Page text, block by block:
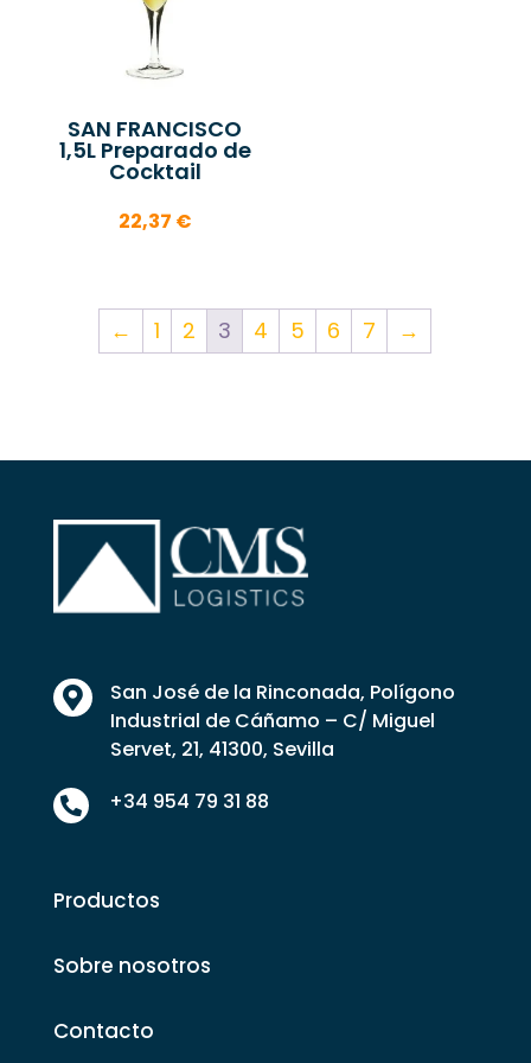
SAN FRANCISCO
1,5L Preparado de
Cocktail
22,37 €
← 1 2 3 4 5 6 7 →

San José de la Rinconada, Polígono
Industrial de Cáñamo – C/ Miguel
Servet, 21, 41300, Sevilla
 +34 954 79 31 88
Productos
Sobre nosotros
Contacto